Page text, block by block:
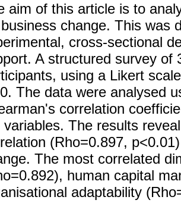
aim of this article is to
change. This was
cross-sectional
A structured survey of
using a Likert
The data were analysed
correlation
variables. The results
(Rho=0.897,
The most correlated
human capital
adaptability